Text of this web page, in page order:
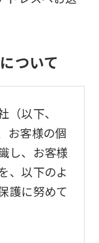
ついて
（以下、
お客様の個
し、お客様
、以下のよ
護に努めて